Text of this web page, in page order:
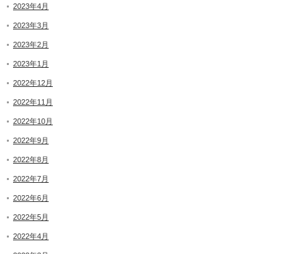
2023年4月
2023年3月
2023年2月
2023年1月
2022年12月
2022年11月
2022年10月
2022年9月
2022年8月
2022年7月
2022年6月
2022年5月
2022年4月